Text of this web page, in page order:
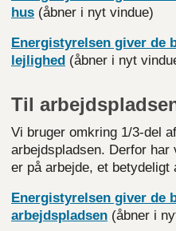
hus (åbner i nyt vindue)
Energistyrelsen giver de
lejlighed (åbner i nyt
Til
Vi bruger omkring 1/3-del
arbejdspladsen. Derfor
er på arbejde, et betydeligt
Energistyrelsen giver de
arbejdspladsen (åbner i